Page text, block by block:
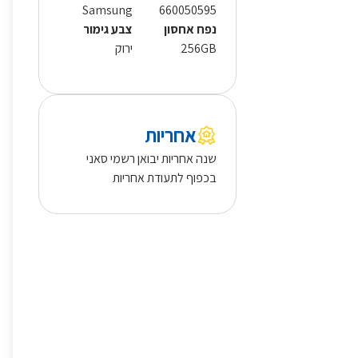
660050595
Samsung
נפח אחסון
256GB
צבע גימור
ירוק
אחריות
שנה אחריות יבואן רשמי סאני
בכפוף לתעודת אחריות